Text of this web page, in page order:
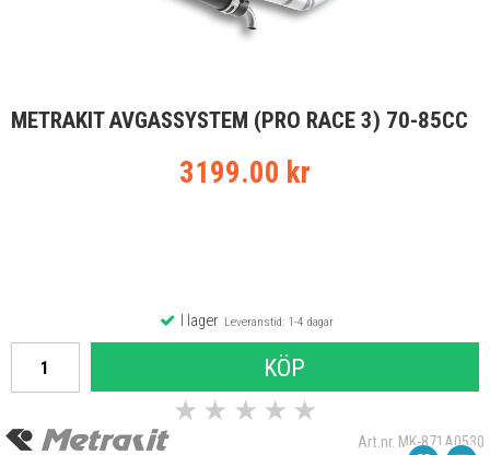
När du valt kommer butiken visa delar för vald moped
METRAKIT AVGASSYSTEM (PRO RACE 3) 70-85CC
3199.00 kr
I lagerLeveranstid: 1-4 dagar
KÖP
★ ★ ★ ★ ★
Art.nr. MK-871A0530